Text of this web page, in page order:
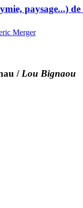
paysage...) de
Merger
/Lou Bignaou